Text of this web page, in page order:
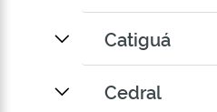
Catiguá
Cedral